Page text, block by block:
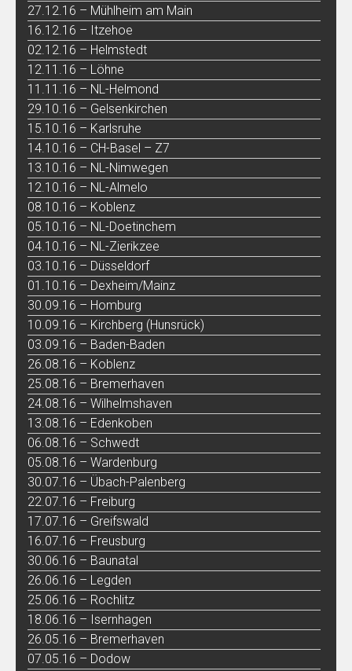
27.12.16 – Mühlheim am Main
16.12.16 – Itzehoe
02.12.16 – Helmstedt
12.11.16 – Löhne
11.11.16 – NL-Helmond
29.10.16 – Gelsenkirchen
15.10.16 – Karlsruhe
14.10.16 – CH-Basel – Z7
13.10.16 – NL-Nimwegen
12.10.16 – NL-Almelo
08.10.16 – Koblenz
05.10.16 – NL-Doetinchem
04.10.16 – NL-Zierikzee
03.10.16 – Düsseldorf
01.10.16 – Dexheim/Mainz
30.09.16 – Homburg
10.09.16 – Kirchberg (Hunsrück)
03.09.16 – Baden-Baden
26.08.16 – Koblenz
25.08.16 – Bremerhaven
24.08.16 – Wilhelmshaven
13.08.16 – Edenkoben
06.08.16 – Schwedt
05.08.16 – Wardenburg
30.07.16 – Übach-Palenberg
22.07.16 – Freiburg
17.07.16 – Greifswald
16.07.16 – Freusburg
30.06.16 – Baunatal
26.06.16 – Legden
25.06.16 – Rochlitz
18.06.16 – Isernhagen
26.05.16 – Bremerhaven
07.05.16 – Dodow